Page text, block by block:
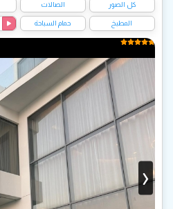
كل الصور الصالات
المطبخ حمام السباحة
›